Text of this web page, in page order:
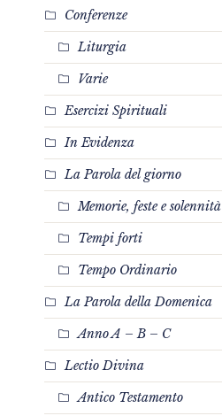
Conferenze
Liturgia
Varie
Esercizi Spirituali
In Evidenza
La Parola del giorno
Memorie, feste e solennità
Tempi forti
Tempo Ordinario
La Parola della Domenica
Anno A – B – C
Lectio Divina
Antico Testamento